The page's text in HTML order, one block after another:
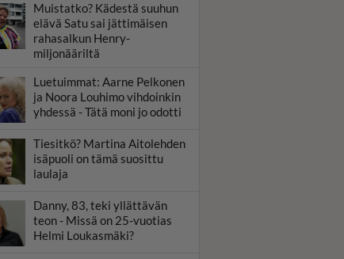
Muistatko? Kädestä suuhun
elävä Satu sai jättimäisen
rahasalkun Henry-
miljonääriltä
Luetuimmat: Aarne Pelkonen
ja Noora Louhimo vihdoinkin
yhdessä - Tätä moni jo odotti
Tiesitkö? Martina Aitolehden
isäpuoli on tämä suosittu
laulaja
Danny, 83, teki yllättävän
teon - Missä on 25-vuotias
Helmi Loukasmäki?